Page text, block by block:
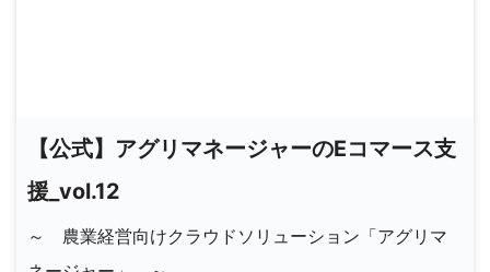
【公式】アグリマネージャーのEコマース支
援_vol.12
～ 農業経営向けクラウドソリューション「アグリマ